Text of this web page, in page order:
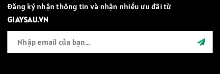
Đăng ký nhận thông tin và nhận nhiều ưu đãi từ
GIAYSAU.VN